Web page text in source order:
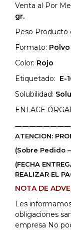
Venta al Por
gr.
Peso Producto
Formato: Polvo
Color: Rojo
Etiquetado: E-
Solubilidad:
ENLACE
ATENCION:
(Sobre Pedido
(FECHA
REALIZAR EL
NOTA DE
Les
obligaciones
empresa No